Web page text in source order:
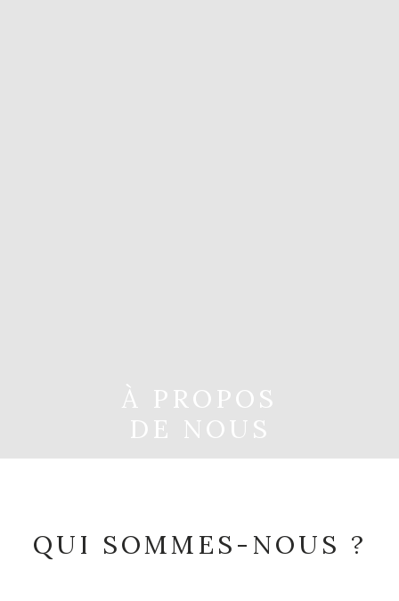
À PROPOS
DE NOUS
QUI SOMMES-NOUS ?